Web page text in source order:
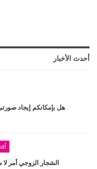
أحدث الأخبار
هل بإمكانكم إيجاد صورتي
الشجار الزوجي أمر لا مفر منه: 3 أفكار